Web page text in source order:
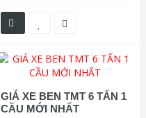
GIÁ XE BEN TMT 6 TẤN 1
CẦU MỚI NHẤT